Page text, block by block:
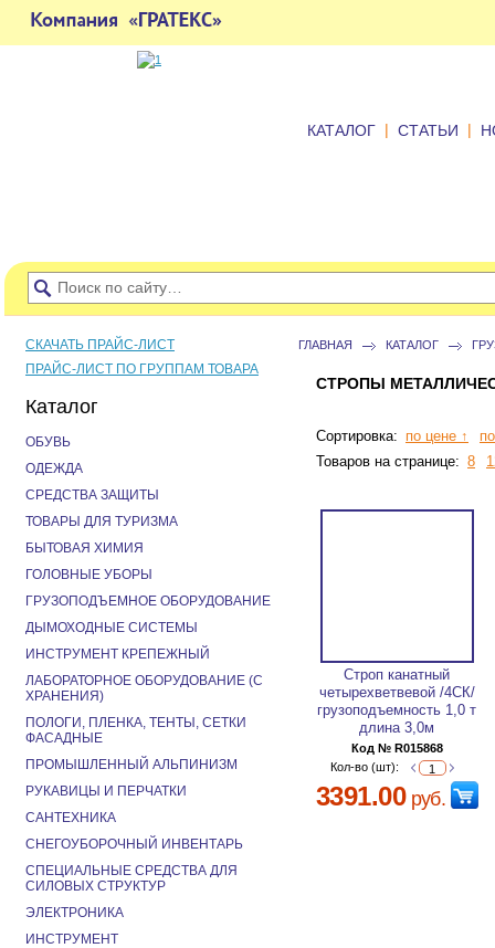
КАТАЛОГ | СТАТЬИ |
ГЛАВНАЯ КАТАЛОГ
СТРОПЫ
Сортировка: по цене ↑
Товаров на странице: 8
Строп канатный
четырехветвевой /4СК/
грузоподъемность 1,0 т
длина 3,0м
Код № R015868
Кол-во (шт):
3391.00руб.
СКАЧАТЬ ПРАЙС-ЛИСТ
ПРАЙС-ЛИСТ ПО ГРУППАМ ТОВАРА
Каталог
ОБУВЬ
ОДЕЖДА
СРЕДСТВА ЗАЩИТЫ
ТОВАРЫ ДЛЯ ТУРИЗМА
БЫТОВАЯ ХИМИЯ
ГОЛОВНЫЕ УБОРЫ
ГРУЗОПОДЪЕМНОЕ ОБОРУДОВАНИЕ
ДЫМОХОДНЫЕ СИСТЕМЫ
ИНСТРУМЕНТ КРЕПЕЖНЫЙ
ЛАБОРАТОРНОЕ ОБОРУДОВАНИЕ (С
ХРАНЕНИЯ)
ПОЛОГИ, ПЛЕНКА, ТЕНТЫ, СЕТКИ
ФАСАДНЫЕ
ПРОМЫШЛЕННЫЙ АЛЬПИНИЗМ
РУКАВИЦЫ И ПЕРЧАТКИ
САНТЕХНИКА
СНЕГОУБОРОЧНЫЙ ИНВЕНТАРЬ
СПЕЦИАЛЬНЫЕ СРЕДСТВА ДЛЯ
СИЛОВЫХ СТРУКТУР
ЭЛЕКТРОНИКА
ИНСТРУМЕНТ